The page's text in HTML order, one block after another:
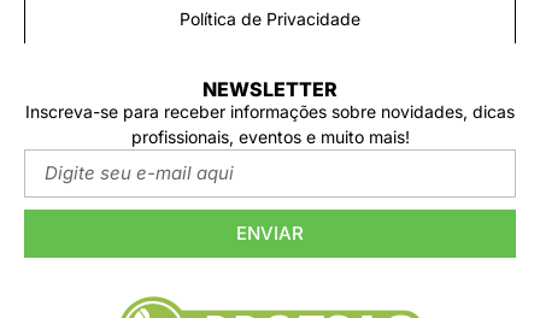
PALHOÇA /GOVERNADOR CELSO RAMOS /ANTÔNIO
/TIJUCAS /CANELINHA /SÃO JOÃO BATISTA /NOVA
TRENTO
AUTOCARE / BOXSERVIVE
(81) 99414-3313
Cidade:RECIFE